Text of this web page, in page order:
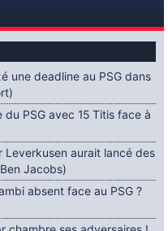
une deadline au PSG dans
du PSG avec 15 Titis face à
Leverkusen aurait lancé des
Jacobs)
absent face au PSG ?